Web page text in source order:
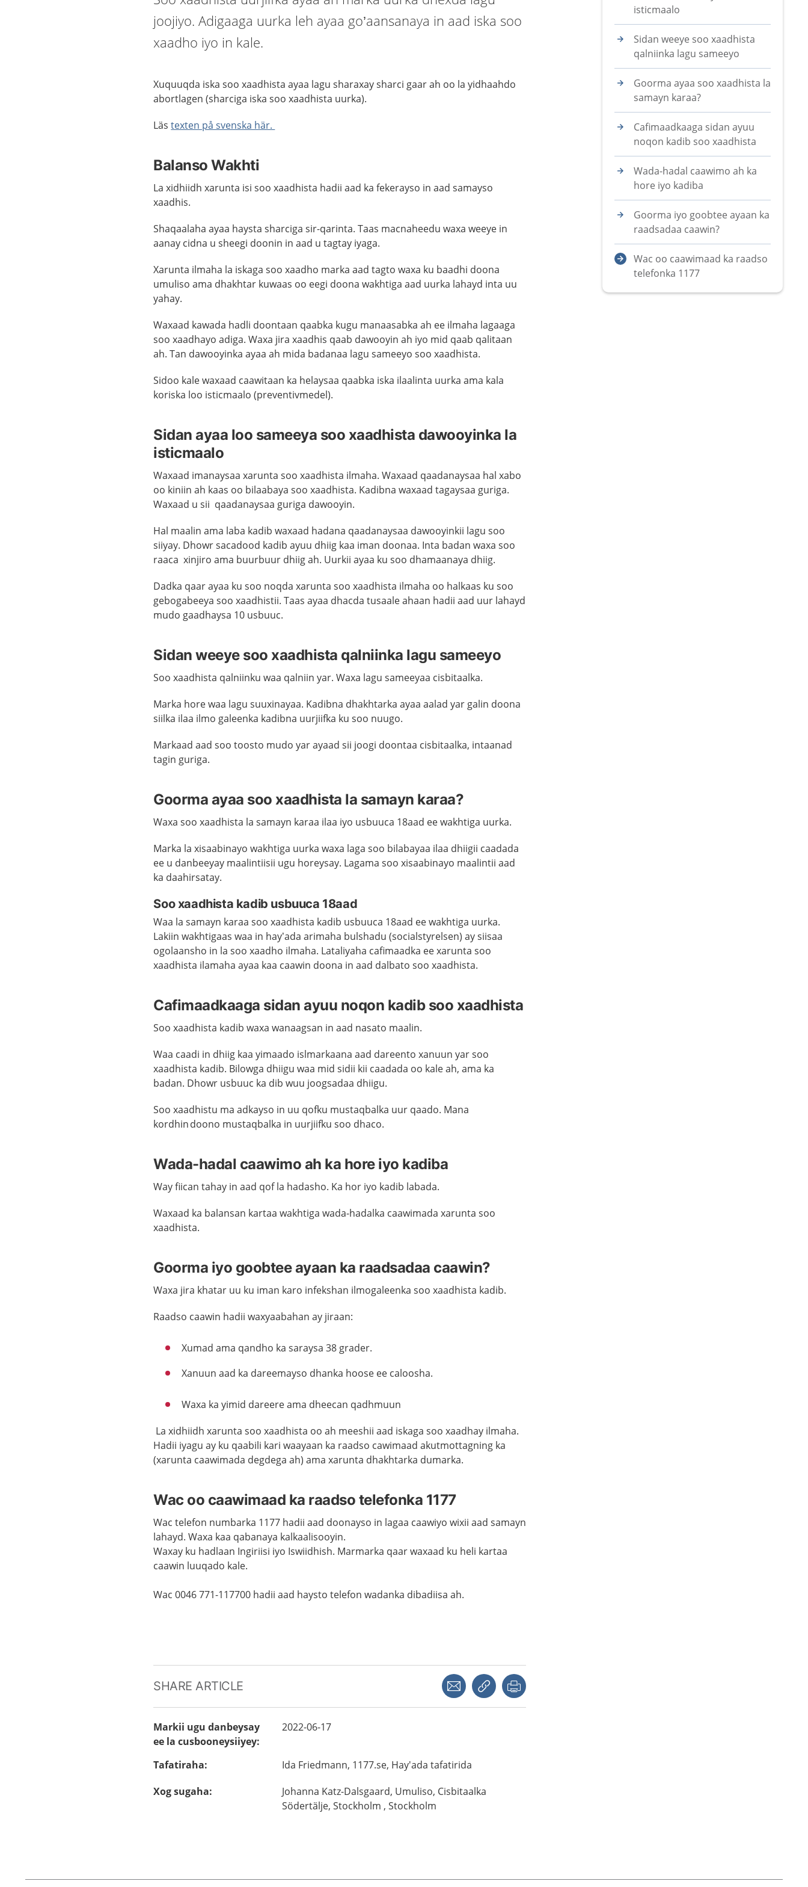
joojiyo. Adigaaga uurka leh ayaa go’aansanaya in aad iska soo
xaadho iyo in kale.
Xuquuqda iska soo xaadhista ayaa lagu sharaxaysharci gaarah oo layidhaahdo
abortlagen (sharciga iska soo xaadhista uurka).
Lästexten på svenska här.
Balanso Wakhti
La xidhiidh xarunta isi soo xaadhista hadii aad ka fekerayso in aad samayso
xaadhis.
Shaqaalaha ayaa haysta sharciga sir-qarinta. Taas macnaheedu waxa weeye in
aanay cidna u sheegi doonin in aad u tagtay iyaga.
Xarunta ilmaha la iskaga soo xaadho marka aad tagto waxa ku baadhi doona
umuliso ama dhakhtar kuwaas oo eegi doona wakhtiga aad uurka lahayd inta uu
yahay.
Waxaad kawada hadli doontaan qaabka kugu manaasabka ah ee ilmaha lagaaga
soo xaadhayo adiga. Waxa jira xaadhis qaab dawooyin ah iyo mid qaab qalitaan
ah. Tan dawooyinka ayaa ah mida badanaa lagu sameeyo soo xaadhista.
Sidoo kale waxaad caawitaan ka helaysaa qaabka iska ilaalinta uurka ama kala
koriska loo isticmaalo (preventivmedel).
Sidan ayaa loo sameeya soo xaadhista dawooyinka la
isticmaalo
Waxaad imanaysaa xarunta soo xaadhista ilmaha. Waxaad qaadanaysaa hal xabo
oo kiniin ah kaas oo bilaabaya soo xaadhista. Kadibna waxaad tagaysaa guriga.
Waxaad u sii qaadanaysaa guriga dawooyin.
Hal maalin ama laba kadib waxaad hadana qaadanaysaa dawooyinkii lagu soo
siiyay. Dhowr sacadood kadib ayuu dhiig kaa iman doonaa. Inta badan waxa soo
raaca xinjiro ama buurbuur dhiig ah. Uurkii ayaa ku soo dhamaanaya dhiig.
Dadka qaar ayaa ku soo noqda xarunta soo xaadhista ilmaha oo halkaas ku soo
gebogabeeya soo xaadhistii. Taas ayaa dhacda tusaale ahaan hadii aad uur lahayd
mudo gaadhaysa 10 usbuuc.
Sidan weeye soo xaadhista qalniinka lagu sameeyo
Soo xaadhista qalniinku waa qalniin yar. Waxa lagu sameeyaa cisbitaalka.
Marka hore waa lagu suuxinayaa. Kadibna dhakhtarka ayaa aalad yar galin doona
siilka ilaa ilmo galeenka kadibna uurjiifka ku soo nuugo.
Markaad aad soo toosto mudo yar ayaad sii joogi doontaa cisbitaalka, intaanad
tagin guriga.
Goorma ayaa soo xaadhista la samayn karaa?
Waxa soo xaadhista la samayn karaa ilaa iyo usbuuca 18aad ee wakhtiga uurka.
Marka la xisaabinayo wakhtiga uurka waxa laga soo bilabayaa ilaa dhiigii caadada
ee u danbeeyay maalintiisii ugu horeysay. Lagama soo xisaabinayo maalintii aad
ka daahirsatay.
Soo xaadhista kadib usbuuca 18aad
Waa la samayn karaa soo xaadhista kadib usbuuca 18aad ee wakhtiga uurka.
Lakiin wakhtigaas waa in hay’ada arimaha bulshadu (socialstyrelsen) ay siisaa
ogolaansho in la soo xaadho ilmaha. Lataliyaha cafimaadka ee xarunta soo
xaadhista ilamaha ayaa kaa caawin doona in aad dalbato soo xaadhista.
Cafimaadkaaga sidan ayuu noqon kadib soo xaadhista
Soo xaadhista kadib waxa wanaagsan in aad nasato maalin.
Waa caadi in dhiig kaa yimaado islmarkaana aad dareento xanuun yar soo
xaadhista kadib. Bilowga dhiigu waa mid sidii kii caadada oo kale ah, ama ka
badan. Dhowr usbuuc ka dib wuu joogsadaa dhiigu.
Soo xaadhistu ma adkayso in uu qofku mustaqbalka uur qaado. Mana
kordhindoono mustaqbalka in uurjiifku soo dhaco.
Wada-hadal caawimo ah ka hore iyo kadiba
Way fiican tahay in aad qof la hadasho. Ka hor iyo kadib labada.
Waxaad ka balansan kartaa wakhtiga wada-hadalka caawimada xarunta soo
xaadhista.
Goorma iyo goobtee ayaan ka raadsadaa caawin?
Waxa jira khatar uu ku iman karo infekshan ilmogaleenka soo xaadhista kadib.
Raadso caawin hadii waxyaabahan ay jiraan:
Xumad ama qandho ka saraysa 38 grader.
Xanuun aad ka dareemayso dhanka hoose ee caloosha.
Waxa ka yimid dareere ama dheecan qadhmuun
La xidhiidh xarunta soo xaadhista oo ah meeshii aad iskaga soo xaadhay ilmaha.
Hadii iyagu ay ku qaabili kari waayaan ka raadso cawimaad akutmottagning ka
(xarunta caawimada degdega ah) ama xarunta dhakhtarka dumarka.
Wac oo caawimaad ka raadso telefonka 1177
Wac telefon numbarka 1177 hadii aad doonayso in lagaa caawiyo wixii aad samayn
lahayd.Waxa kaa qabanaya kalkaalisooyin.
Waxay ku hadlaan Ingiriisi iyo Iswiidhish. Marmarka qaarwaxaad ku heli kartaa
caawin luuqado kale.
Wac 0046 771-117700 hadii aad haysto telefonwadanka dibadiisa ah.
SHARE ARTICLE Share with a friend
Copy link
Markii ugu danbeysay
ee la cusbooneysiiyey:
2022-06-17
Tafatiraha: Ida Friedmann, 1177.se, Hay'ada tafatirida
Xog sugaha: Johanna Katz-Dalsgaard, Umuliso, Cisbitaalka
Södertälje, Stockholm , Stockholm
isticmaalo
Sidan weeye soo xaadhista
qalniinka lagu sameeyo
Goorma ayaa soo xaadhista la
samayn karaa?
Cafimaadkaaga sidan ayuu
noqon kadib soo xaadhista
Wada-hadal caawimo ah ka
hore iyo kadiba
Goorma iyo goobtee ayaan ka
raadsadaa caawin?
Wac oo caawimaad ka raadso
telefonka 1177